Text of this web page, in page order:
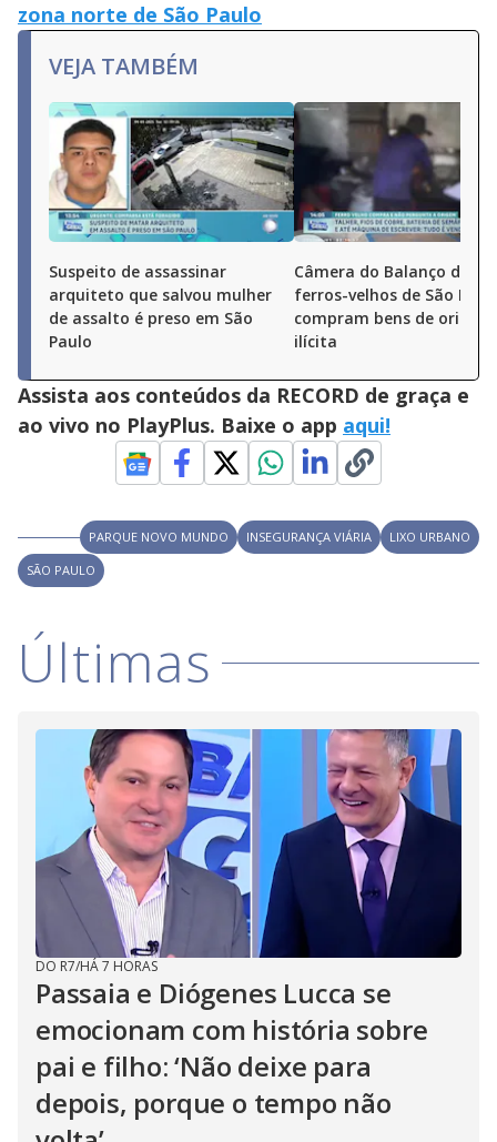
zona norte de São Paulo
VEJA TAMBÉM
Suspeito de assassinar
arquiteto que salvou mulher
de assalto é preso em São
Paulo
Câmera do Balanço
ferros-velhos de São
compram bens de origem
ilícita
Assista aos conteúdos da RECORD de graça e
ao vivo no PlayPlus. Baixe o app aqui!
PARQUE NOVO MUNDO INSEGURANÇA VIÁRIA
LIXO URBANO
SÃO PAULO
Últimas
DO R7/HÁ 7 HORAS
Passaia e Diógenes Lucca se
emocionam com história sobre
pai e filho: ‘Não deixe para
depois, porque o tempo não